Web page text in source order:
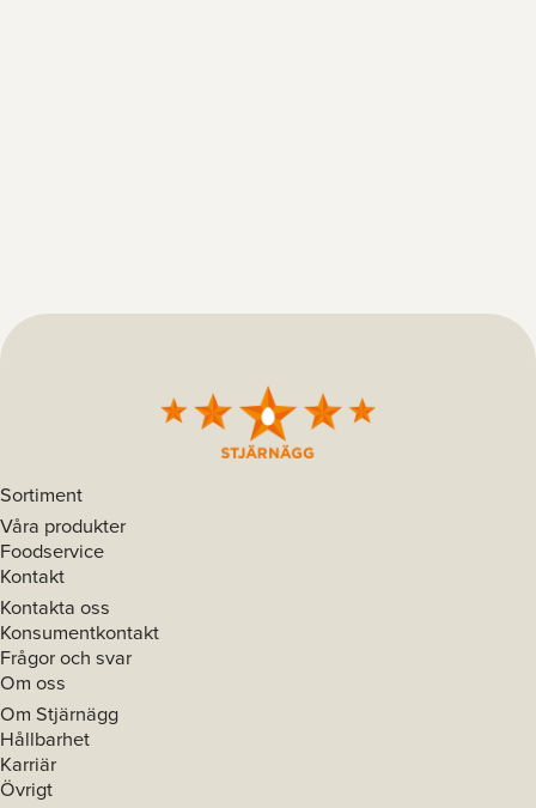
Sortiment
Våra produkter
Foodservice
Kontakt
Kontakta oss
Konsumentkontakt
Frågor och svar
Om oss
Om Stjärnägg
Hållbarhet
Karriär
Övrigt